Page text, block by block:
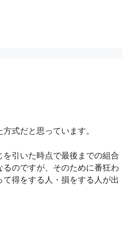
式だと思っています。
引いた時点で最後までの組合
のですが、そのために番狂わ
得をする人・損をする人が出